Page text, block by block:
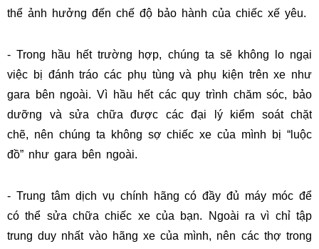
thể ảnh hưởng đến chế độ bảo hành của chiếc xế yêu.
- Trong hầu hết trường hợp, chúng ta sẽ không lo ngại
việc bị đánh tráo các phụ tùng và phụ kiện trên xe như
gara bên ngoài. Vì hầu hết các quy trình chăm sóc, bảo
dưỡng và sửa chữa được các đại lý kiểm soát chặt
chẽ, nên chúng ta không sợ chiếc xe của mình bị “luộc
đồ” như gara bên ngoài.
- Trung tâm dịch vụ chính hãng có đầy đủ máy móc để
có thể sửa chữa chiếc xe của bạn. Ngoài ra vì chỉ tập
trung duy nhất vào hãng xe của mình, nên các thợ trong